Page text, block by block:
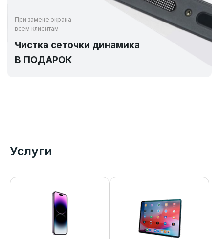
При замене экрана
всем клиентам
Чистка сеточки динамика
В ПОДАРОК
Услуги